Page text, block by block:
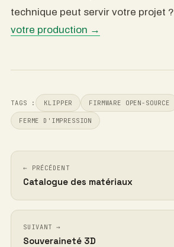
technique peut servir votre projet ?
votre production →
TAGS : KLIPPER FIRMWARE OPEN-SOURCE
FERME D'IMPRESSION
← PRÉCÉDENT
Catalogue des matériaux
SUIVANT →
Souveraineté 3D